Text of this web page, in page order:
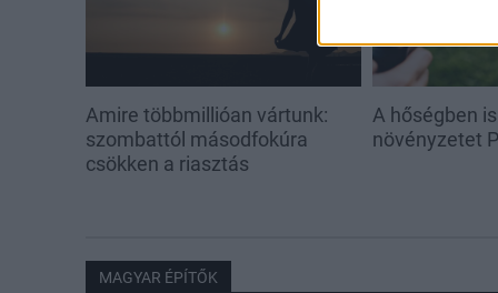
Amire többmillióan vártunk:
szombattól másodfokúra
csökken a riasztás
A hőségben
növényzetet
MAGYAR ÉPÍTŐK